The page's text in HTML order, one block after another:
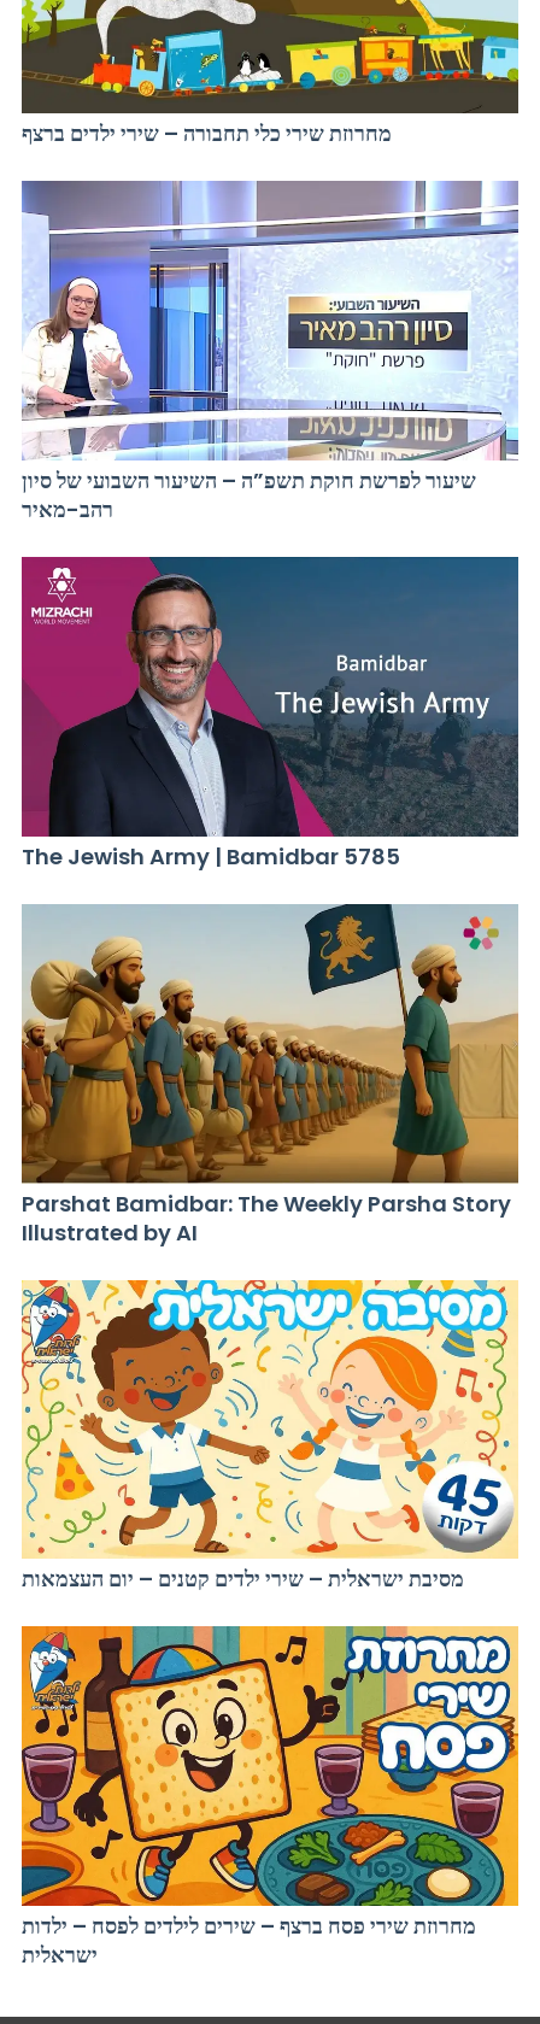
מחרוזת שירי כלי תחבורה – שירי ילדים ברצף
שיעור לפרשת חוקת תשפ”ה – השיעור השבועי של סיון
רהב-מאיר
The Jewish Army | Bamidbar 5785
Parshat Bamidbar: The Weekly Parsha Story
Illustrated by AI
מסיבת ישראלית – שירי ילדים קטנים – יום העצמאות
מחרוזת שירי פסח ברצף – שירים לילדים לפסח – ילדות
ישראלית